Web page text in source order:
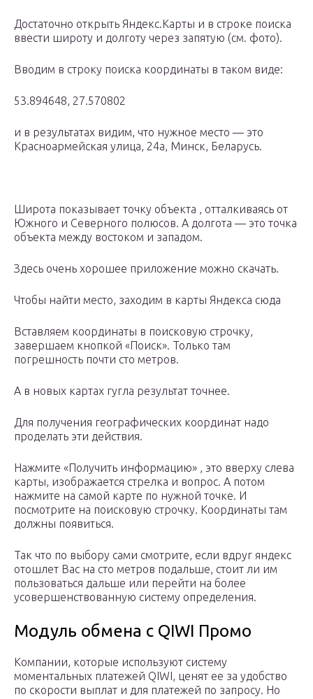
Достаточно открыть Яндекс.Карты и в строке поиска
ввести широту и долготу через запятую (см. фото).
Вводим в строку поиска координаты в таком виде:
53.894648, 27.570802
и в результатах видим, что нужное место — это
Красноармейская улица, 24а, Минск, Беларусь.
Широта показывает точку объекта , отталкиваясь от
Южного и Северного полюсов. А долгота — это точка
объекта между востоком и западом.
Здесь очень хорошее приложение можно скачать.
Чтобы найти место, заходим в карты Яндекса сюда
Вставляем координаты в поисковую строчку,
завершаем кнопкой «Поиск». Только там
погрешность почти сто метров.
А в новых картах гугла результат точнее.
Для получения географических координат надо
проделать эти действия.
Нажмите «Получить информацию» , это вверху слева
карты, изображается стрелка и вопрос. А потом
нажмите на самой карте по нужной точке. И
посмотрите на поисковую строчку. Координаты там
должны появиться.
Так что по выбору сами смотрите, если вдруг яндекс
отошлет Вас на сто метров подальше, стоит ли им
пользоваться дальше или перейти на более
усовершенствованную систему определения.
Модуль обмена с QIWI Промо
Компании, которые используют систему
моментальных платежей QIWI, ценят ее за удобство
по скорости выплат и для платежей по запросу. Но